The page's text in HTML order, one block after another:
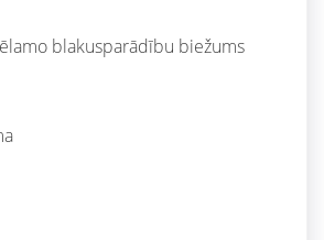
blakusparādību biežums